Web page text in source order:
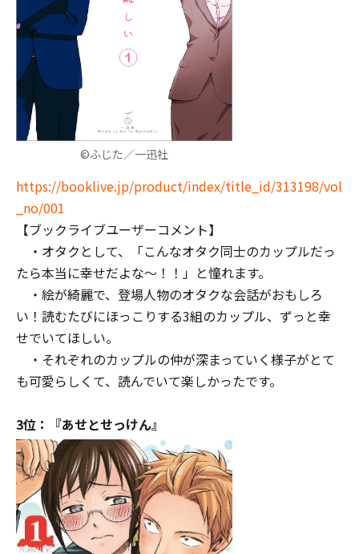
©ふじた／一迅社
https://booklive.jp/product/index/title_id/313198/vol
_no/001
【ブックライブユーザーコメント】
・オタクとして、「こんなオタク同士のカップルだっ
たら本当に幸せだよな～！！」と憧れます。
・絵が綺麗で、登場人物のオタクな会話がおもしろ
い！読むたびにほっこりする3組のカップル、ずっと幸
せでいてほしい。
・それぞれのカップルの仲が深まっていく様子がとて
も可愛らしくて、読んでいて楽しかったです。
3位：『あせとせっけん』